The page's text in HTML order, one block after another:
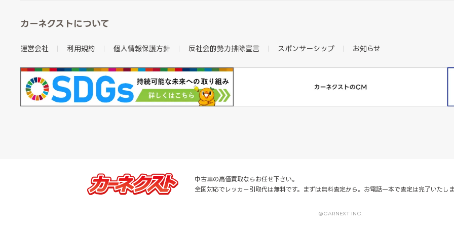
カーネクストについて
運営会社 利用規約 個人情報保護方針 反社会的勢力排除宣言 スポンサーシップ お知らせ
中古車の高価買取ならお任せ下さい。
全国対応でレッカー引取代は無料です。まずは無料査定から。お電話一本で査定は完了いたし
©CARNEXT INC.